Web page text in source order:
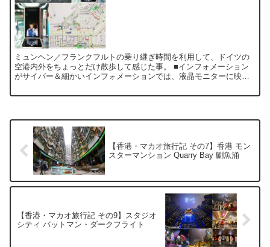
ミュンヘン／フランクフルトの乗り継ぎ時間を利用して、ドイツの
空港内外をちょっとだけ散歩して感じた事。 ■インフォメーション
がサイバー＆細かいインフォメーションでは、液晶モニターに映し
【香港・マカオ旅行記 その7】香港 モン
スターマンション Quarry Bay 鰂魚涌
【香港・マカオ旅行記 その9】スタジオ
シティ バットマン・ダークフライト